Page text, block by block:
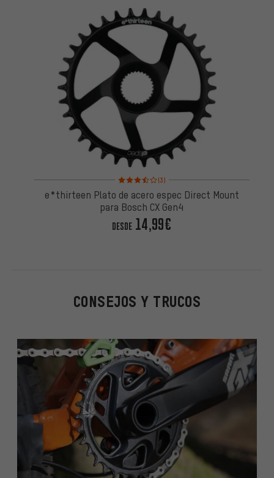
Valoración media: 3,5 de 5 basada en 3 reseñas
(3)
e*thirteen Plato de acero espec Direct Mount
para Bosch CX Gen4
DESDE14,99€
CONSEJOS Y TRUCOS